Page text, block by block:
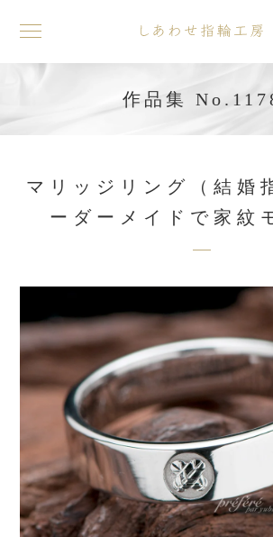
toggle
navigation
作品集
マリッジリング（結婚
ーダーメイドで家紋